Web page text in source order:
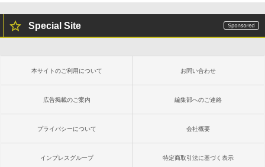
Special Site
本サイトのご利用について お問い合わせ
広告掲載のご案内 編集部へのご連絡
プライバシーについて 会社概要
インプレスグループ 特定商取引法に基づく表示